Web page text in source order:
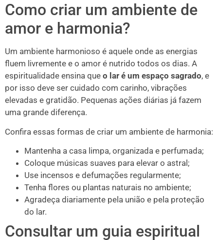
Como criar um ambiente de
amor e harmonia?
Um ambiente harmonioso é aquele onde as energias
fluem livremente e o amor é nutrido todos os dias. A
espiritualidade ensina que o lar é um espaço sagrado, e
por isso deve ser cuidado com carinho, vibrações
elevadas e gratidão. Pequenas ações diárias já fazem
uma grande diferença.
Confira essas formas de criar um ambiente de harmonia:
Mantenha a casa limpa, organizada e perfumada;
Coloque músicas suaves para elevar o astral;
Use incensos e defumações regularmente;
Tenha flores ou plantas naturais no ambiente;
Agradeça diariamente pela união e pela proteção
do lar.
Consultar um guia espiritual